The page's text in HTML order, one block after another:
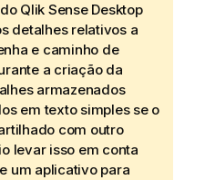
Qlik Sense Desktop
detalhes relativos a
e caminho de
a criação da
armazenados
em texto simples se o
com outro
levar isso em conta
um aplicativo para